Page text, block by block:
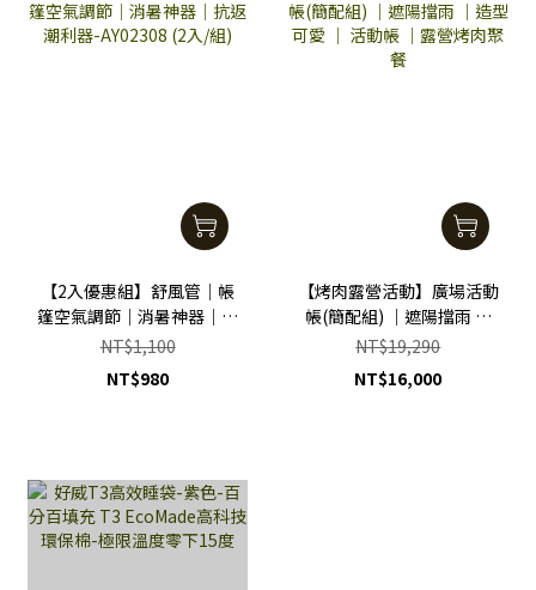
【2入優惠組】舒風管｜帳
篷空氣調節｜消暑神器｜抗
返潮利器-AY02308 (2入/
組)
NT$1,100
NT$980
【烤肉露營活動】廣場活動
帳(簡配組) ｜遮陽擋雨 ｜
造型可愛 ｜ 活動帳 ｜露營
烤肉聚餐
NT$19,290
NT$16,000